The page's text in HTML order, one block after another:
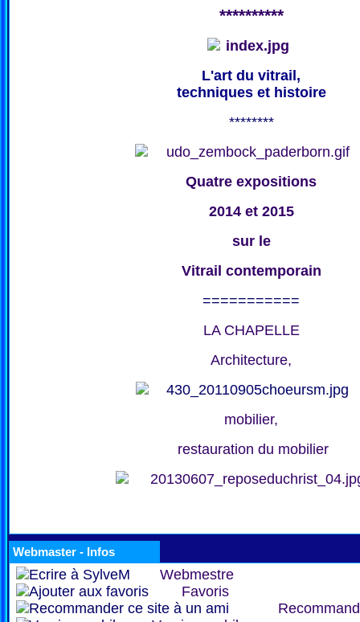
**********
L'art du vitrail,
techniques et histoire
********
Quatre expositions
2014 et 2015
sur le
Vitrail contemporain
===========
LA CHAPELLE
Architecture,
mobilier,
restauration du mobilier
Webmaster - Infos
Webmestre
Favoris